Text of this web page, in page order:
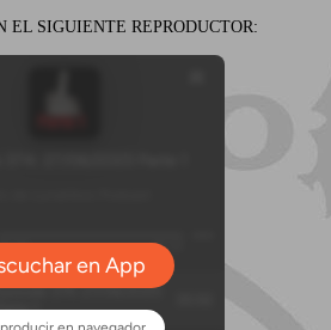
EL SIGUIENTE REPRODUCTOR: